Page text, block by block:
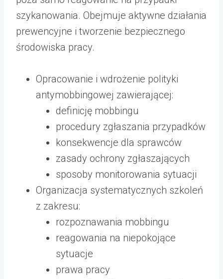
szykanowania. Obejmuje aktywne działania
prewencyjne i tworzenie bezpiecznego
środowiska pracy.
Opracowanie i wdrożenie polityki
antymobbingowej zawierającej:
definicję mobbingu
procedury zgłaszania przypadków
konsekwencje dla sprawców
zasady ochrony zgłaszających
sposoby monitorowania sytuacji
Organizacja systematycznych szkoleń
z zakresu:
rozpoznawania mobbingu
reagowania na niepokojące
sytuacje
prawa pracy